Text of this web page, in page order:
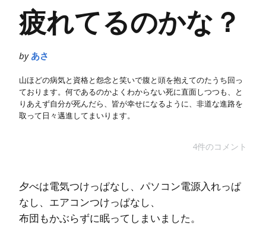
疲れてるのかな？
by あさ
山ほどの病気と資格と怨念と笑いで腹と頭を抱えてのたうち回っ
ております。何であるのかよくわからない死に直面しつつも、と
りあえず自分が死んだら、皆が幸せになるように、非道な進路を
取って日々邁進してまいります。
4件のコメント
夕べは電気つけっぱなし、パソコン電源入れっぱ
なし、エアコンつけっぱなし、
布団もかぶらずに眠ってしまいました。